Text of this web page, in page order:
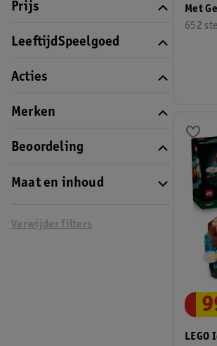
Prijs
LeeftijdSpeelgoed
Acties
Merken
Beoordeling
Maat en inhoud
Verwijder filters
Met
652